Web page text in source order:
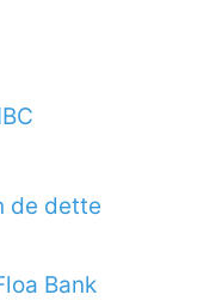
de dette
Bank